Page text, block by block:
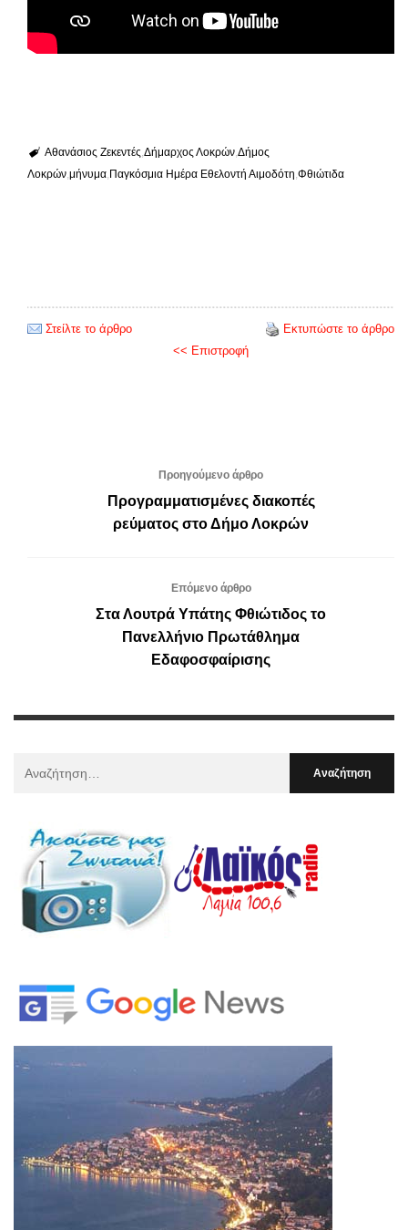
Αθανάσιος Ζεκεντές Δήμαρχος Λοκρών Δήμος
Λοκρών μήνυμα Παγκόσμια Ημέρα Εθελοντή Αιμοδότη Φθιώτιδα
Στείλτε το άρθρο
Εκτυπώστε το άρθρο
<< Επιστροφή
Προηγούμενο άρθρο
Προγραμματισμένες διακοπές
ρεύματος στο Δήμο Λοκρών
Επόμενο άρθρο
Στα Λουτρά Υπάτης Φθιώτιδος το
Πανελλήνιο Πρωτάθλημα
Εδαφοσφαίρισης